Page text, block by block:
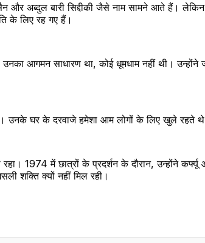
और अब्दुल बारी सिद्दीकी जैसे नाम सामने आते हैं।
के लिए रह गए हैं।
आगमन साधारण था, कोई धूमधाम नहीं थी।
उनके घर के दरवाजे हमेशा आम लोगों के लिए खुले
1974 में छात्रों के प्रदर्शन के दौरान, उन्होंने
शक्ति क्यों नहीं मिल रही।